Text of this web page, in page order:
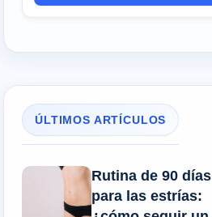
ÚLTIMOS ARTÍCULOS
Rutina de 90 días
para las estrías: